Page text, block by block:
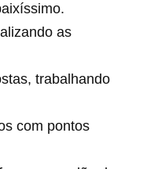
as
trabalhando
com pontos